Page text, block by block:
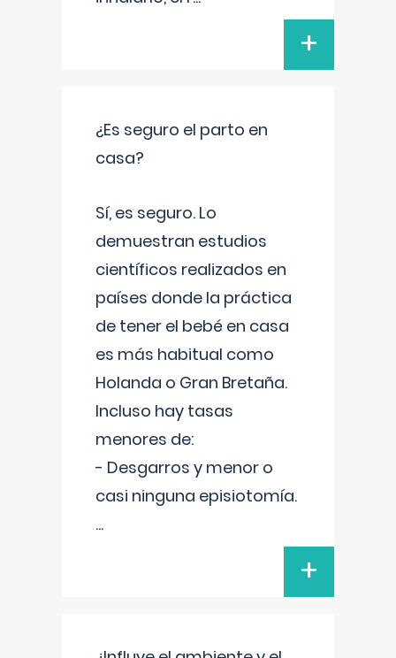
+
¿Es seguro el parto en
casa?
Sí, es seguro. Lo
demuestran estudios
científicos realizados en
países donde la práctica
de tener el bebé en casa
es más habitual como
Holanda o Gran Bretaña.
Incluso hay tasas
menores de:
- Desgarros y menor o
casi ninguna episiotomía.
...
+